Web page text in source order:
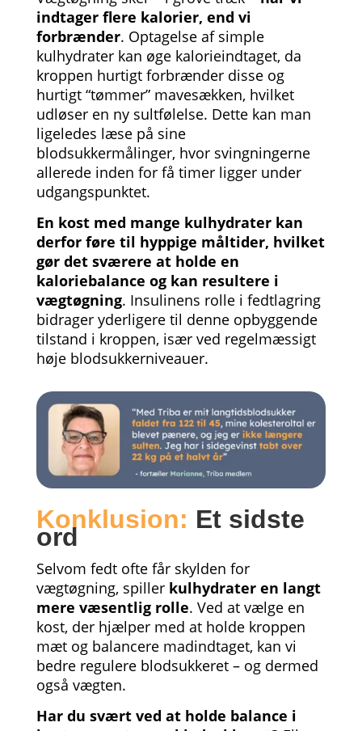
indtager flere kalorier, end vi
forbrænder. Optagelse af simple
kulhydrater kan øge kalorieindtaget, da
kroppen hurtigt forbrænder disse og
hurtigt “tømmer” mavesækken, hvilket
udløser en ny sultfølelse. Dette kan man
ligeledes læse på sine
blodsukkermålinger, hvor svingningerne
allerede inden for få timer ligger under
udgangspunktet.
En kost med mange kulhydrater kan
derfor føre til hyppige måltider, hvilket
gør det sværere at holde en
kaloriebalance og kan resultere i
vægtøgning. Insulinens rolle i fedtlagring
bidrager yderligere til denne opbyggende
tilstand i kroppen, især ved regelmæssigt
høje blodsukkerniveauer.
Konklusion: Et sidste
ord
Selvom fedt ofte får skylden for
vægtøgning, spiller kulhydrater en langt
mere væsentlig rolle. Ved at vælge en
kost, der hjælper med at holde kroppen
mæt og balancere madindtaget, kan vi
bedre regulere blodsukkeret – og dermed
også vægten.
Har du svært ved at holde balance i